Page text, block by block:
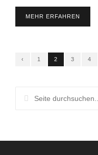
MEHR ERFAHREN
‹ 1 2 3 4